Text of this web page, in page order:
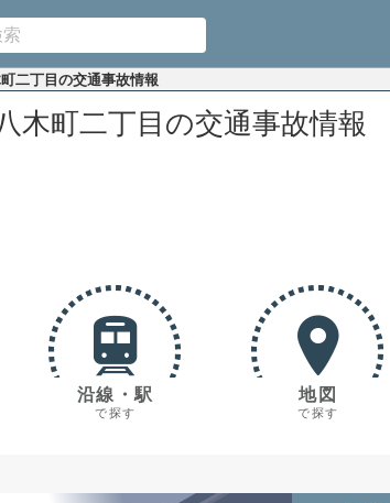
二丁目の交通事故情報
木町二丁目の交通事故情報
沿線・駅
で探す
地図
で探す